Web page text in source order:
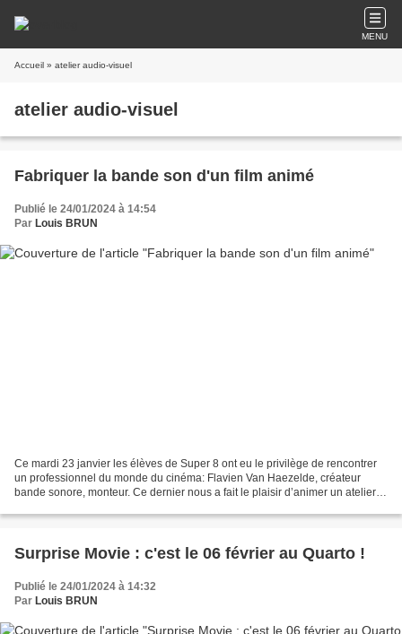
MENU
Accueil » atelier audio-visuel
atelier audio-visuel
Fabriquer la bande son d'un film animé
Publié le 24/01/2024 à 14:54
Par Louis BRUN
Ce mardi 23 janvier les élèves de Super 8 ont eu le privilège de rencontrer
un professionnel du monde du cinéma: Flavien Van Haezelde, créateur
bande sonore, monteur. Ce dernier nous a fait le plaisir d’animer un atelier
Surprise Movie : c'est le 06 février au Quarto !
Publié le 24/01/2024 à 14:32
Par Louis BRUN